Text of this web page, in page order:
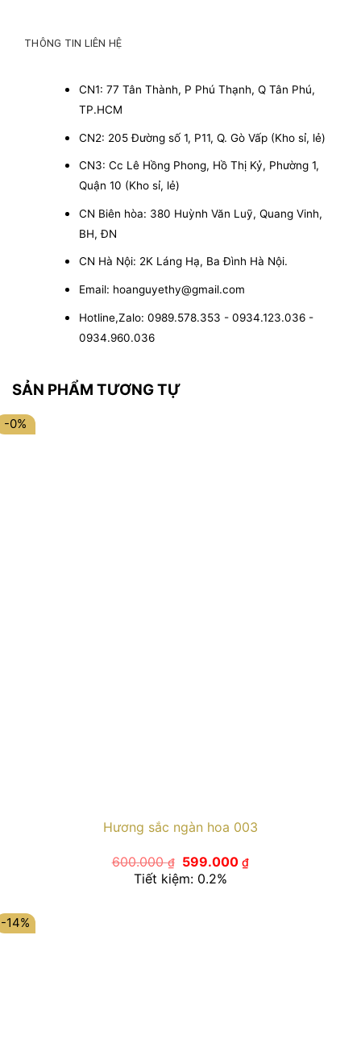
THÔNG TIN LIÊN HỆ
CN1: 77 Tân Thành, P Phú Thạnh, Q Tân Phú,
TP.HCM
CN2: 205 Đường số 1, P11, Q. Gò Vấp (Kho sỉ, lẻ)
CN3: Cc Lê Hồng Phong, Hồ Thị Kỷ, Phường 1,
Quận 10 (Kho sỉ, lẻ)
CN Biên hòa: 380 Huỳnh Văn Luỹ, Quang Vinh,
BH, ĐN
CN Hà Nội: 2K Láng Hạ, Ba Đình Hà Nội.
Email: hoanguyethy@gmail.com
Hotline,Zalo: 0989.578.353 - 0934.123.036 -
0934.960.036
SẢN PHẨM TƯƠNG TỰ
-0%
Hương sắc ngàn hoa 003
600.000₫
Giá
gốc
là:
599.000₫Giá
Tiết kiệm: 0.2%
-14%